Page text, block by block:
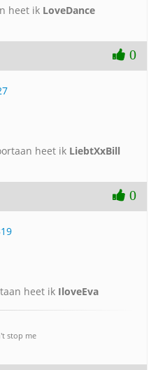
heet ik LoveDance
0
heet ik LiebtXxBill
0
heet ik IloveEva
stop me